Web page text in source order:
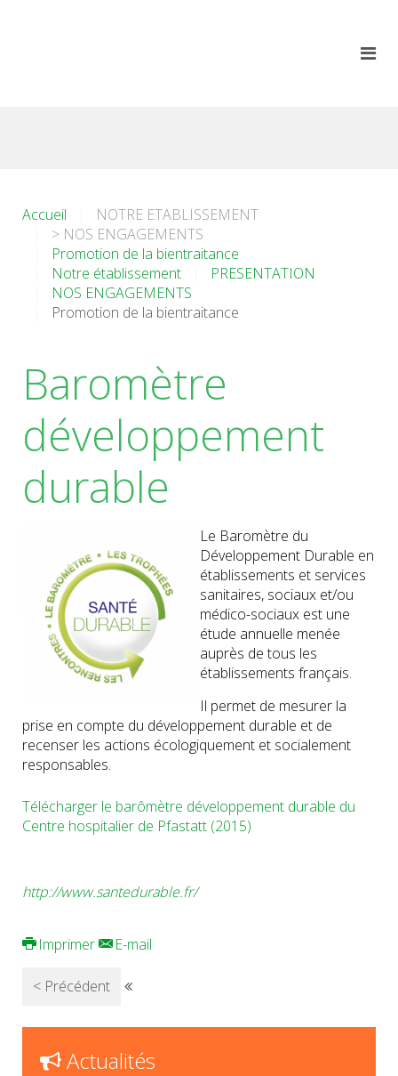
Accueil
NOTRE ETABLISSEMENT
> NOS ENGAGEMENTS
Promotion de la bientraitance
Notre établissement
PRESENTATION
NOS ENGAGEMENTS
Promotion de la bientraitance
Baromètre
développement
durable
Le Baromètre du
Développement Durable en
établissements et services
sanitaires, sociaux et/ou
médico-sociaux est une
étude annuelle menée
auprès de tous les
établissements français.
Il permet de mesurer la
prise en compte du développement durable et de
recenser les actions écologiquement et socialement
responsables.
Télécharger le barômètre développement durable du
Centre hospitalier de Pfastatt (2015)
http://www.santedurable.fr/
Imprimer E-mail
< Précédent
Actualités